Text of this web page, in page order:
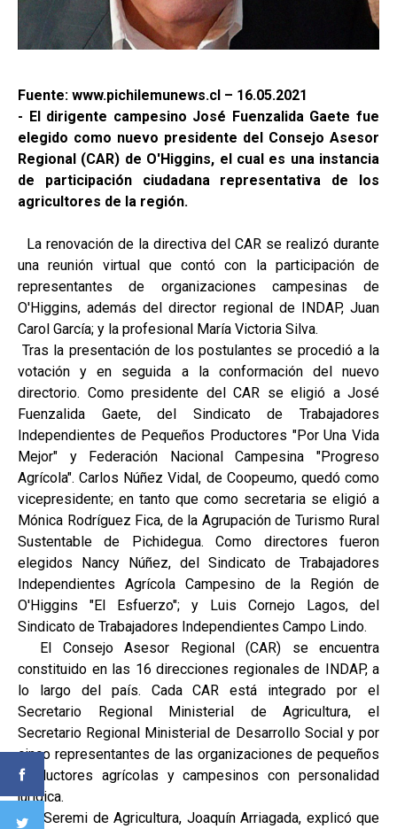
Fuente: www.pichilemunews.cl – 16.05.2021
- El dirigente campesino José Fuenzalida Gaete fue
elegido como nuevo presidente del Consejo Asesor
Regional (CAR) de O'Higgins, el cual es una instancia
de participación ciudadana representativa de los
agricultores de la región.
La renovación de la directiva del CAR se realizó durante
una reunión virtual que contó con la participación de
representantes de organizaciones campesinas de
O'Higgins, además del director regional de INDAP, Juan
Carol García; y la profesional María Victoria Silva.
Tras la presentación de los postulantes se procedió a la
votación y en seguida a la conformación del nuevo
directorio. Como presidente del CAR se eligió a José
Fuenzalida Gaete, del Sindicato de Trabajadores
Independientes de Pequeños Productores "Por Una Vida
Mejor" y Federación Nacional Campesina "Progreso
Agrícola". Carlos Núñez Vidal, de Coopeumo, quedó como
vicepresidente; en tanto que como secretaria se eligió a
Mónica Rodríguez Fica, de la Agrupación de Turismo Rural
Sustentable de Pichidegua. Como directores fueron
elegidos Nancy Núñez, del Sindicato de Trabajadores
Independientes Agrícola Campesino de la Región de
O'Higgins "El Esfuerzo"; y Luis Cornejo Lagos, del
Sindicato de Trabajadores Independientes Campo Lindo.
El Consejo Asesor Regional (CAR) se encuentra
constituido en las 16 direcciones regionales de INDAP, a
lo largo del país. Cada CAR está integrado por el
Secretario Regional Ministerial de Agricultura, el
Secretario Regional Ministerial de Desarrollo Social y por
cinco representantes de las organizaciones de pequeños
productores agrícolas y campesinos con personalidad
jurídica.
El Seremi de Agricultura, Joaquín Arriagada, explicó que